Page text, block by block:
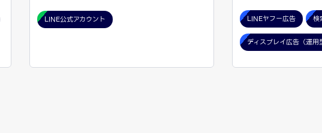
LINE公式アカウント LINEヤフー広告 検
ディスプレイ広告（運用